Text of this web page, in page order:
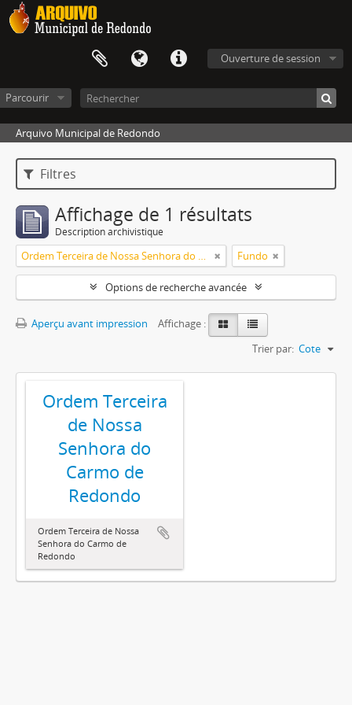
Ouverture de session
Parcourir
Arquivo Municipal de Redondo
Filtres
Affichage de 1 résultats
Description archivistique
Ordem Terceira de Nossa Senhora do Carmo de Redondo Fundo
Options de recherche avancée
Aperçu avant impression
Affichage :
Trier par: Cote
Ordem Terceira
de Nossa
Senhora do
Carmo de
Redondo
Ordem Terceira de Nossa
Senhora do Carmo de
Redondo